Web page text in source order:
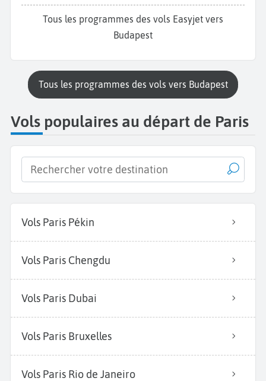
Tous les programmes des vols Easyjet vers
Budapest
Tous les programmes des vols vers Budapest
Vols populaires au départ de Paris
Vols Paris Pékin
Vols Paris Chengdu
Vols Paris Dubai
Vols Paris Bruxelles
Vols Paris Rio de Janeiro